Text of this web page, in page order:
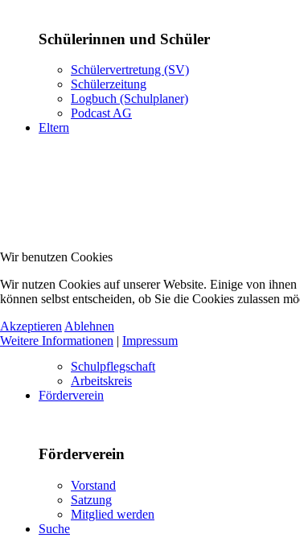
Schülerinnen und Schüler
Schülervertretung (SV)
Schülerzeitung
Logbuch (Schulplaner)
Podcast AG
Eltern
Schulpflegschaft
Arbeitskreis
Förderverein
Förderverein
Vorstand
Satzung
Mitglied werden
Suche
Wir benutzen Cookies
Wir nutzen Cookies auf unserer Website. Einige von
können selbst entscheiden, ob Sie die Cookies zulassen
Akzeptieren Ablehnen
Weitere Informationen | Impressum